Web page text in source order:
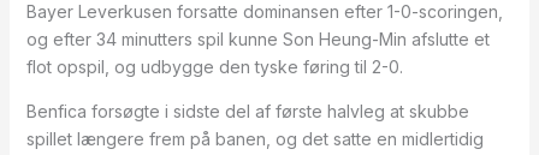
Bayer Leverkusen forsatte dominansen efter 1-0-scoringen,
og efter 34 minutters spil kunne Son Heung-Min afslutte et
flot opspil, og udbygge den tyske føring til 2-0.
Benfica forsøgte i sidste del af første halvleg at skubbe
spillet længere frem på banen, og det satte en midlertidig